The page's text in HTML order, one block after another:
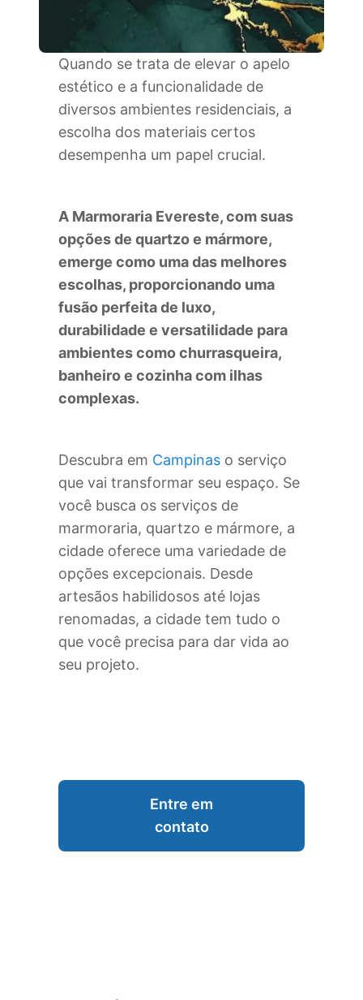
Quando se trata de elevar o apelo
estético e a funcionalidade de
diversos ambientes residenciais, a
escolha dos materiais certos
desempenha um papel crucial.
A Marmoraria Evereste, com suas
opções de quartzo e mármore,
emerge como uma das melhores
escolhas, proporcionando uma
fusão perfeita de luxo,
durabilidade e versatilidade para
ambientes como churrasqueira,
banheiro e cozinha com ilhas
complexas.
Descubra em Campinas o serviço
que vai transformar seu espaço. Se
você busca os serviços de
marmoraria, quartzo e mármore, a
cidade oferece uma variedade de
opções excepcionais. Desde
artesãos habilidosos até lojas
renomadas, a cidade tem tudo o
que você precisa para dar vida ao
seu projeto.
Entre em
contato